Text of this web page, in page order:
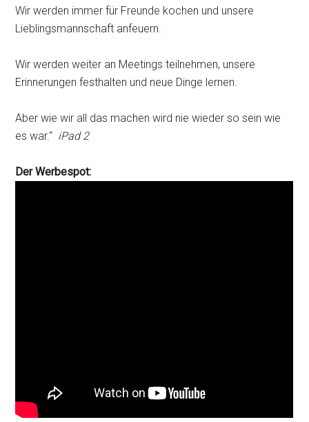
Wir werden immer für Freunde kochen und unsere
Lieblingsmannschaft anfeuern.
Wir werden weiter an Meetings teilnehmen, unsere
Erinnerungen festhalten und neue Dinge lernen.
Aber wie wir all das machen wird nie wieder so sein wie
es war.“ iPad 2
Der Werbespot: